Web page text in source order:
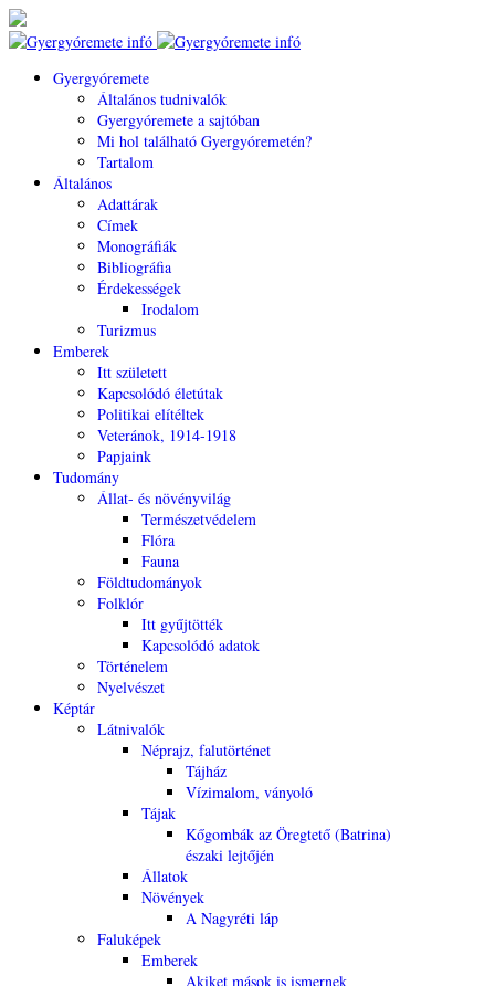
Gyergyóremete
Általános tudnivalók
Gyergyóremete a sajtóban
Mi hol található Gyergyóremetén?
Tartalom
Általános
Adattárak
Címek
Monográfiák
Bibliográfia
Érdekességek
Irodalom
Turizmus
Emberek
Itt született
Kapcsolódó életútak
Politikai elítéltek
Veteránok, 1914-1918
Papjaink
Tudomány
Állat- és növényvilág
Természetvédelem
Flóra
Fauna
Földtudományok
Folklór
Itt gyűjtötték
Kapcsolódó adatok
Történelem
Nyelvészet
Képtár
Látnivalók
Néprajz, falutörténet
Tájház
Vízimalom, ványoló
Tájak
Kőgombák az Öregtető (Batrina)
északi lejtőjén
Állatok
Növények
A Nagyréti láp
Faluképek
Emberek
Akiket mások is ismernek